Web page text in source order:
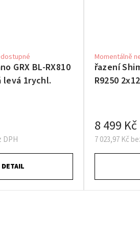
GRX BL-RX810
levá 1rychl.
DPH
DETAIL
řazení
R9250
Momentálně
7 023,97 Kč
8 499 Kč